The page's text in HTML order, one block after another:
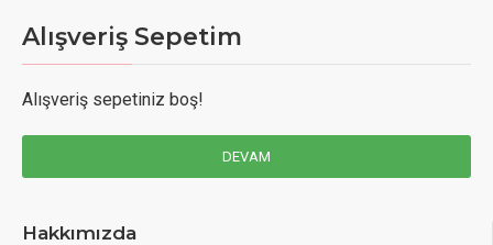
Alışveriş Sepetim
Alışveriş sepetiniz boş!
DEVAM
Hakkımızda